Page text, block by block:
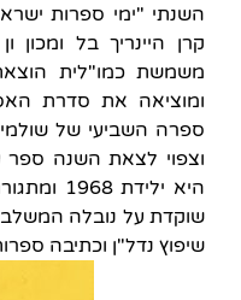
משמשת כמו"לית
ומוציאה את סדרת
ספרה השביעי של
וצפוי לצאת השנה ספר
היא
שוקדת על נובלה
שיפוץ נדל"ן וכתיבה